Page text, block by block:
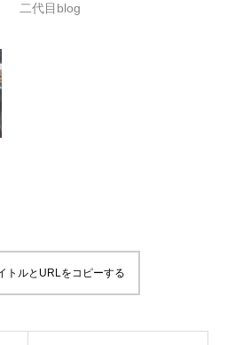
二代目blog
トルとURLをコピーする